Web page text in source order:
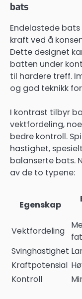
bats
Endelastede
kraft ved å
Dette designet
batten under
til hardere treff.
og god teknikk
I kontrast tilbyr
vektfordeling,
bedre kontroll.
hastighet,
balanserte bats.
av de to typene:
Egenskap
Vektfordeling
Svinghastighet
Kraftpotensial
Kontroll